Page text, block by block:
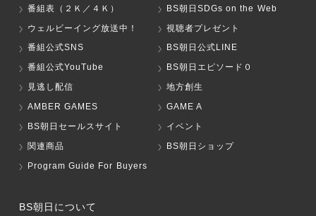
番組表（２Ｋ／４Ｋ）
BS朝日SDGs on the Web
ウェルビーイング放送中！
視聴者プレゼント
番組公式SNS
BS朝日公式LINE
番組公式YouTube
BS朝日エピソード０
見逃し配信
地方創生
AMBER GAMES
GAME A
BS朝日セールスサイト
イベント
関連商品
BS朝日ショップ
Program Guide For Buyers
BS朝日について